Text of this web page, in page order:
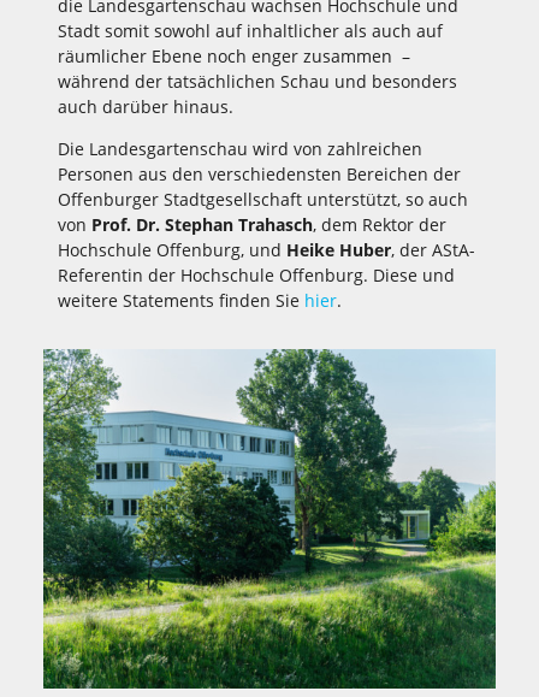
die Landesgartenschau wachsen Hochschule und
Stadt somit sowohl auf inhaltlicher als auch auf
räumlicher Ebene noch enger zusammen –
während der tatsächlichen Schau und besonders
auch darüber hinaus.
Die Landesgartenschau wird von zahlreichen
Personen aus den verschiedensten Bereichen der
Offenburger Stadtgesellschaft unterstützt, so auch
von Prof. Dr. Stephan Trahasch, dem Rektor der
Hochschule Offenburg, und Heike Huber, der AStA-
Referentin der Hochschule Offenburg. Diese und
weitere Statements finden Sie hier.